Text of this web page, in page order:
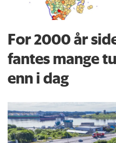
For 2000 år
fantes mange
enn i dag